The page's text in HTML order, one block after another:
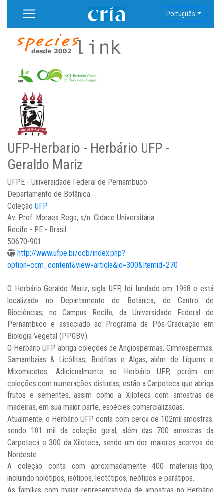
Português
UFP-Herbario - Herbário UFP -
Geraldo Mariz
UFPE - Universidade Federal de Pernambuco
Departamento de Botânica
Coleção UFP
Av. Prof. Moraes Rego, s/n. Cidade Universitária
Recife - PE - Brasil
50670-901
http://www.ufpe.br/ccb/index.php?
option=com_content&view=article&id=300&Itemid=270
O Herbário Geraldo Mariz, sigla UFP, foi fundado em 1968 e está
localizado no Departamento de Botânica, do Centro de
Biociências, no Campus Recife, da Universidade Federal de
Pernambuco e associado ao Programa de Pós-Graduação em
Biologia Vegetal (PPGBV).
O Herbário UFP abriga coleções de Angiospermas, Gimnospermas,
Samambaias & Licófitas, Briófitas e Algas, além de Líquens e
Mixomicetos. Adicionalmente ao Herbário UFP, porém em
coleções com numerações distintas, estão a Carpoteca que abriga
frutos e sementes, assim como a Xiloteca com amostras de
madeiras, em sua maior parte, espécies comercializadas.
Atualmente, o Herbário UFP conta com cerca de 102mil amostras,
sendo 101 mil da coleção geral, além das 700 amostras da
Carpoteca e 300 da Xiloteca, sendo um dos maiores acervos do
Nordeste.
A coleção conta com aproximadamente 400 materiais-tipo,
incluindo holótipos, isótipos, lectótipos, neótipos e parátipos.
As famílias com maior representativida de amostras no Herbário